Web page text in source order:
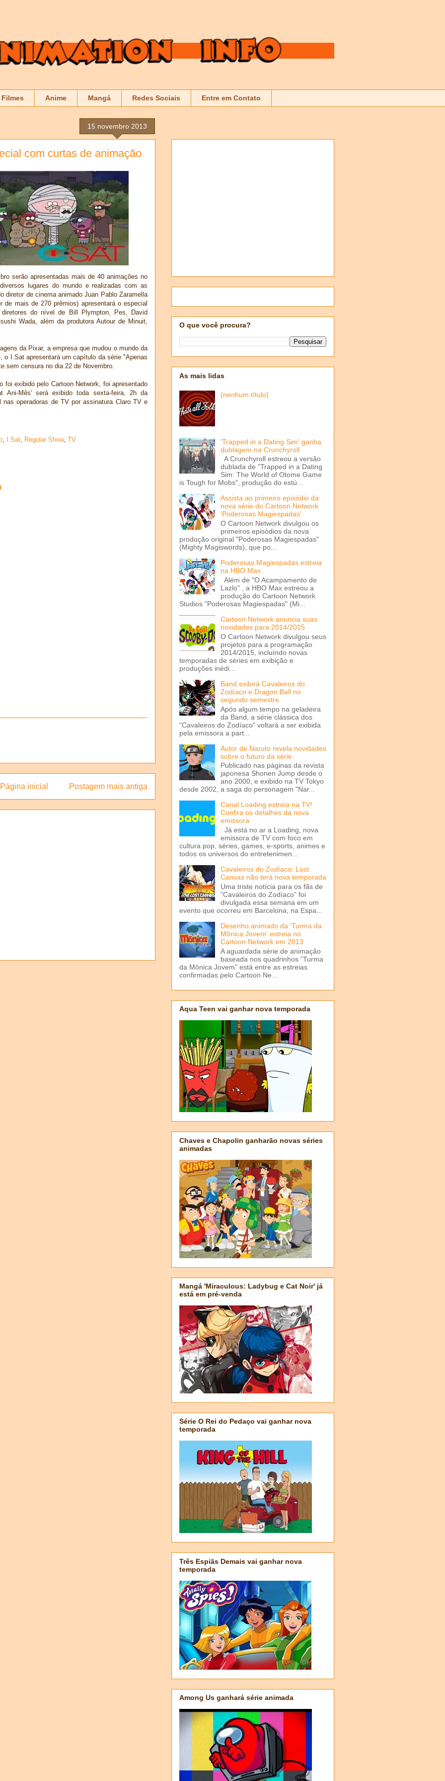
Filmes Anime Mangá Redes Sociais Entre em Contato
15 novembro 2013
com curtas de animação
serão apresentadas mais de 40 animações no
lugares do mundo e realizadas com as
diretor de cinema animado Juan Pablo Zaramella
de mais de 270 prêmios) apresentará o especial
do nível de Bill Plympton, Pes, David
Wada, além da produtora Autour de Minuit,
da Pixar, a empresa que mudou o mundo da
o I.Sat apresentará um capítulo da série "Apenas
sem censura no dia 22 de Novembro.
foi exibido pelo Cartoon Network, foi apresentado
Ani-Mês' será exibido toda sexta-feira, 2h da
operadoras de TV por assinatura Claro TV e
, I.Sat, Regular Show, TV
Postagem mais antiga
Página inicial
O que você procura?
As mais lidas
(nenhum título)
'Trapped in a Dating Sim' ganha
dublagem na Crunchyroll
A Crunchyroll estreou a versão
dublada de "Trapped in a Dating
Sim: The World of Otome Game
is Tough for Mobs", produção do estú...
Assista ao primeiro episódio da
nova série do Cartoon Network
'Poderosas Magiespadas'
O Cartoon Network divulgou os
primeiros episódios da nova
produção original "Poderosas Magiespadas"
(Mighty Magiswords), que po...
Poderosas Magiespadas estreia
na HBO Max
Além de "O Acampamento de
Lazlo" , a HBO Max estreou a
produção do Cartoon Network
Studios "Poderosas Magiespadas" (Mi...
Cartoon Network anuncia suas
novidades para 2014/2015
O Cartoon Network divulgou seus
projetos para a programação
2014/2015, incluíndo novas
temporadas de séries em exibição e
produções inédi...
Band exibirá Cavaleiros do
Zodíaco e Dragon Ball no
segundo semestre
Após algum tempo na geladeira
da Band, a série clássica dos
"Cavaleiros do Zodíaco" voltará a ser exibida
pela emissora a part...
Autor de Naruto revela novidades
sobre o futuro da série
Publicado nas páginas da revista
japonesa Shonen Jump desde o
ano 2000, e exibido na TV Tokyo
desde 2002, a saga do personagem "Nar...
Canal Loading estreia na TV!
Confira os detalhes da nova
emissora
Já está no ar a Loading, nova
emissora de TV com foco em
cultura pop, séries, games, e-sports, animes e
todos os universos do entretenimen...
Cavaleiros do Zodíaco: Lost
Canvas não terá nova temporada
Uma triste notícia para os fãs de
"Cavaleiros do Zodíaco" foi
divulgada essa semana em um
evento que ocorreu em Barcelona, na Espa...
Desenho animado da 'Turma da
Mônica Jovem' estreia no
Cartoon Network em 2013
A aguardada série de animação
baseada nos quadrinhos "Turma
da Mônica Jovem" está entre as estreias
confirmadas pelo Cartoon Ne...
Aqua Teen vai ganhar nova temporada
Chaves e Chapolin ganharão novas séries
animadas
Mangá 'Miraculous: Ladybug e Cat Noir' já
está em pré-venda
Série O Rei do Pedaço vai ganhar nova
temporada
Três Espiãs Demais vai ganhar nova
temporada
Among Us ganhará série animada